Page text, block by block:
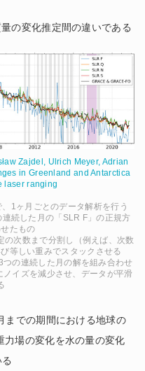
の変化推定間の違いである
Zajdel, Ulrich Meyer, Adrian
in Greenland and Antarctica
laser ranging
1ヶ月ごとのデータ解析を行う
続した月の「SLR F」の正規方
たもの
次数まで分割し（例えば、次数
等しい重みでスタックさせる
の連続した月の解を組み合わせ
イズを減少させ、データが平滑
までの期間における地球の
力場の変化を水の量の変化